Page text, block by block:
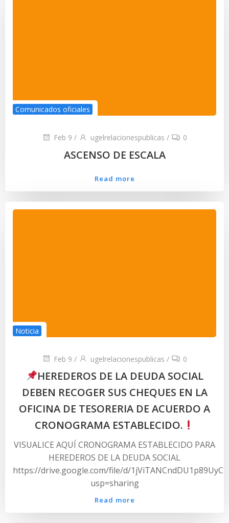
Comunicados oficiales
Feb 9 / ugelrelacionespublicas / 0
ASCENSO DE ESCALA
Read more
Noticia
Feb 9 / ugelrelacionespublicas / 0
HEREDEROS DE LA DEUDA SOCIAL
DEBEN RECOGER SUS CHEQUES EN LA
OFICINA DE TESORERIA DE ACUERDO A
CRONOGRAMA ESTABLECIDO.
VISUALICE AQUÍ CRONOGRAMA ESTABLECIDO PARA
HEREDEROS DE LA DEUDA SOCIAL
https://drive.google.com/file/d/
usp=sharing
Read more